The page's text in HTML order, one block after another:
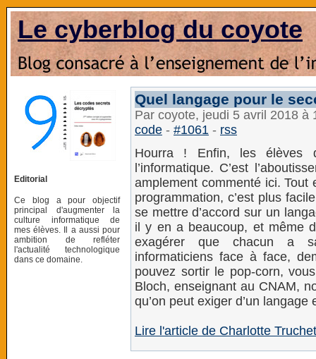
Le cyberblog du coyote
Editorial
Ce blog a pour objectif
principal d'augmenter la
culture informatique de
mes élèves. Il a aussi pour
ambition de refléter
l'actualité technologique
dans ce domaine.
Quel langage pour le
Par coyote, jeudi 5 avril 2018 à
code - #1061 - rss
Hourra ! Enfin, les élèves
l’informatique. C’est
amplement commenté ici.
programmation, c’est plus
se mettre d’accord sur un
il y en a beaucoup, et même
exagérer que chacun a
informaticiens face à face,
pouvez sortir le pop-corn,
Bloch, enseignant au CNAM,
qu’on peut exiger d’un
Lire l'article de Charlotte